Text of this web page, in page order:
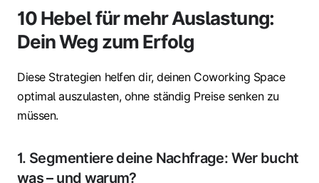
10 Hebel für mehr Auslastung:
Dein Weg zum Erfolg
Diese Strategien helfen dir, deinen Coworking Space
optimal auszulasten, ohne ständig Preise senken zu
müssen.
1. Segmentiere deine Nachfrage: Wer bucht
was – und warum?